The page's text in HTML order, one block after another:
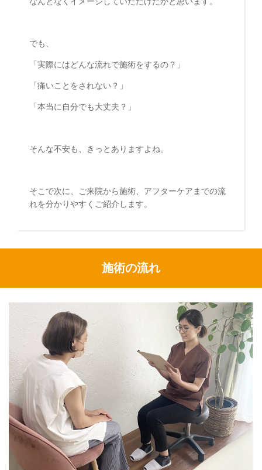
でも、
「実際にはどんな流れで施術をするの？」
「痛いことをされない？」
「本当に自分でも大丈夫？」
そんな不安も、きっとありますよね。
そこで次に、ご来院から施術、アフターケアまでの流
れを分かりやすくご紹介します。
施術の流れ